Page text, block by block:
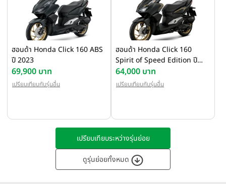
ฮอนด้า Honda Click 160 ABS
ปี 2023
69,900 บาท
เปรียบเทียบกับรุ่นอื่น
ฮอนด้า Honda Click 160
Spirit of Speed Edition ปี
2023
64,000 บาท
เปรียบเทียบกับรุ่นอื่น
เปรียบเทียบระหว่างรุ่นย่อย
ดูรุ่นย่อยทั้งหมด